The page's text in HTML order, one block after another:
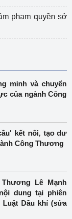
phạm quyền sở
minh và chuyển
của ngành Công
kết nối, tạo dư
Công Thương
Lê Mạnh
dung tại phiên
Dầu khí (sửa